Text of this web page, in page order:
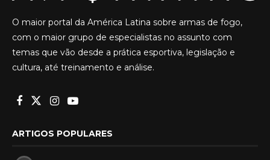
O maior portal da América Latina sobre armas de fogo,
com o maior grupo de especialistas no assunto com
temas que vão desde a prática esportiva, legislação e
cultura, até treinamento e análise.
ARTIGOS POPULARES